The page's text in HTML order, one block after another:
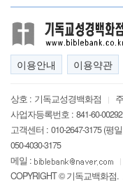
이용안내 이용약관
상호 : 기독교성경백화점 |
사업자등록번호 : 841-60-00292
고객센터 : 010-2647-3175 (평
050-4030-3175
메일 :
|
COPYRIGHT © 기독교백화점.